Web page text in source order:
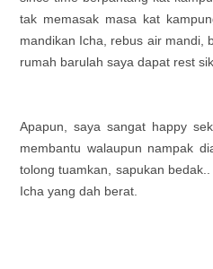
tak memasak masa kat
mandikan Icha, rebus air mandi,
rumah barulah saya dapat rest
Apapun, saya sangat happy
membantu walaupun nampak
tolong tuamkan, sapukan
Icha yang dah berat.